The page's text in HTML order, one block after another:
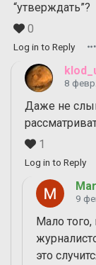
“утверждать”?
0
Log in to Reply
8
Даже не
1
Log in to Reply
9
Мало
это